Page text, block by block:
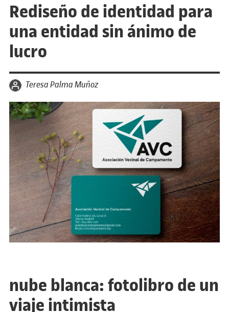
Rediseño de identidad para
una entidad sin ánimo de
lucro
por Teresa Palma Muñoz
nube blanca: fotolibro de un
viaje intimista